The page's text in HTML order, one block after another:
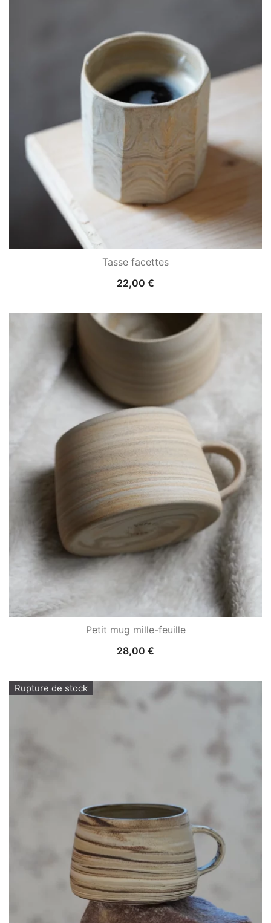
Tasse facettes
22,00 €
Petit mug mille-feuille
28,00 €
Rupture de stock